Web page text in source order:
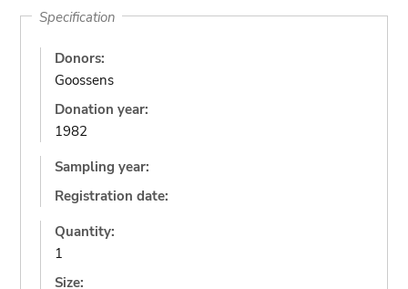
Specification
Donors:
Goossens
Donation year:
1982
Sampling year:
Registration date:
Quantity:
1
Size: